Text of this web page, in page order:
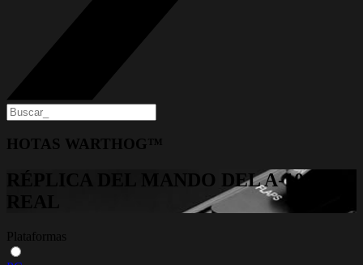
HOTAS WARTHOG™
RÉPLICA DEL MANDO DEL A-10C
REAL
Plataformas